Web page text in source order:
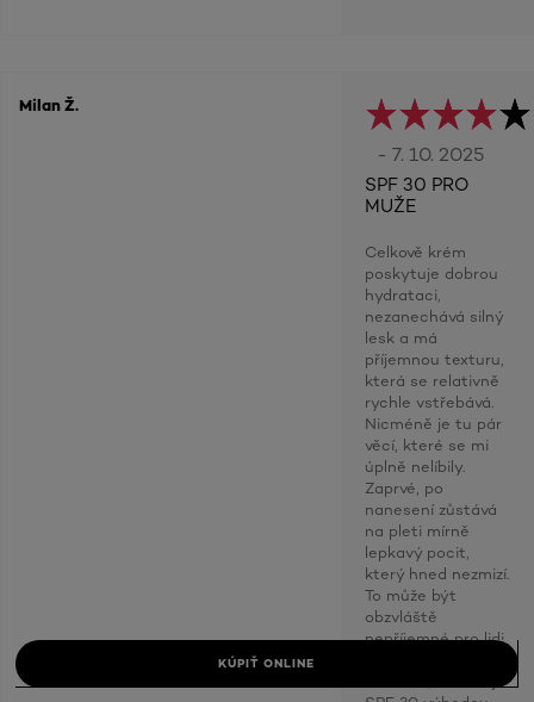
Milan Ž.
- 7. 10. 2025
SPF 30 PRO
MUŽE
Celkově krém
poskytuje dobrou
hydrataci,
nezanechává silný
lesk a má
příjemnou texturu,
která se relativně
rychle vstřebává.
Nicméně je tu pár
věcí, které se mi
úplně nelíbily.
Zaprvé, po
nanesení zůstává
na pleti mírně
lepkavý pocit,
který hned nezmizí.
To může být
obzvláště
nepříjemné pro lidi
KÚPIŤ ONLINE